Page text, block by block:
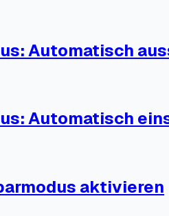
Automatisch
Automatisch
aktivieren